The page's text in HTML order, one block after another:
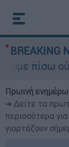
BREAKING
ούτε στον
Πρωινή
➔ Δείτε τα
περισσότερα
γιορτάζουν